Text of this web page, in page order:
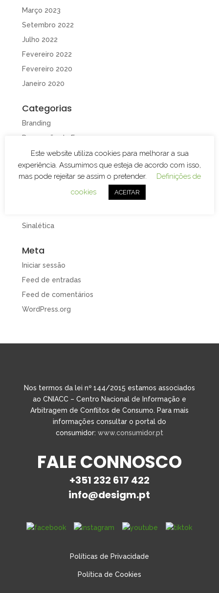
Março 2023
Setembro 2022
Julho 2022
Fevereiro 2022
Fevereiro 2020
Janeiro 2020
Categorias
Branding
Decoração de Espaços
Decoração de Viaturas
Design e Publicidade
Gravação e Corte Laser
Sinalética
Meta
Iniciar sessão
Feed de entradas
Feed de comentários
WordPress.org
Nos termos da lei nº 144/2015 estamos associados
ao CNIACC – Centro Nacional de Informação e
Arbitragem de Conflitos de Consumo. Para mais
informações consultar o portal do
consumidor: www.consumidor.pt
FALE CONNOSCO
+351 232 617 422
info@desigm.pt
Políticas de Privacidade
Política de Cookies
Este website utiliza cookies para melhorar a sua
experiência. Assumimos que esteja de acordo com isso,
mas pode rejeitar se assim o pretender.
Definições de
cookies
ACEITAR